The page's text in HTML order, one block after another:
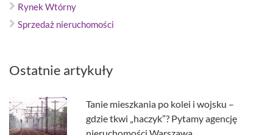
Rynek Wtórny
Sprzedaż nieruchomości
Ostatnie artykuły
Tanie mieszkania po kolei i wojsku –
gdzie tkwi „haczyk”? Pytamy agencję